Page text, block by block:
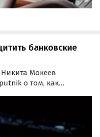
банковские
Никита Мокеев
о том, как
SIM-карты.